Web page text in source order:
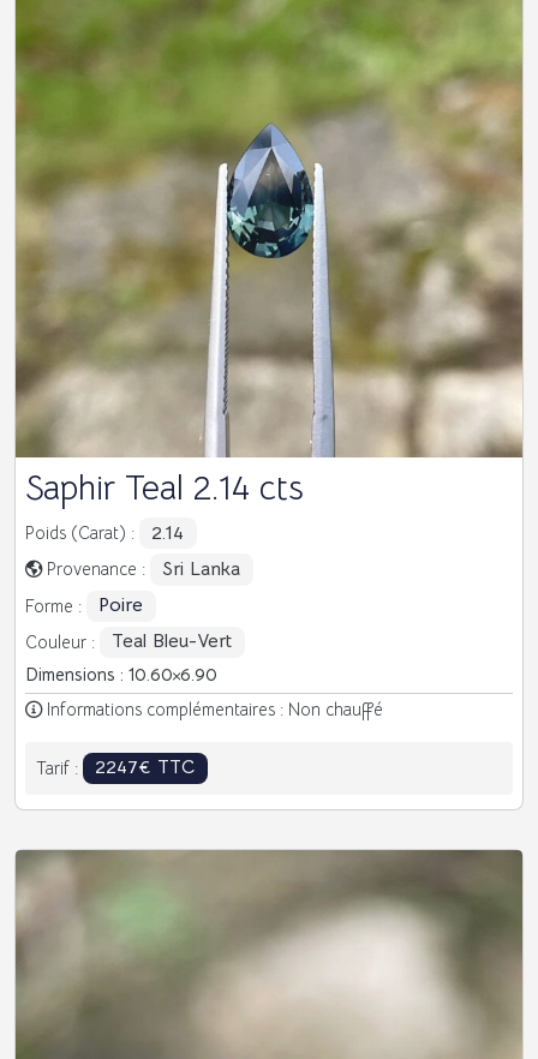
Saphir Teal 2.14 cts
Poids (Carat) : 2.14
Provenance : Sri Lanka
Forme : Poire
Couleur : Teal Bleu-Vert
Dimensions : 10.60 6.90
Informations complémentaires : Non chauffé
Tarif : 2247€ TTC